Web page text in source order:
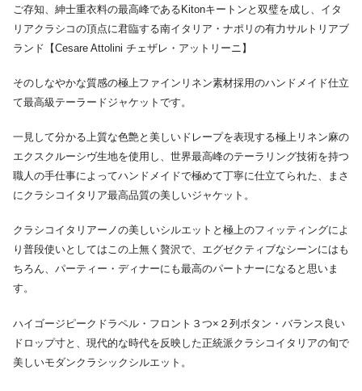
ご存知、紳士重衣料の最高峰であるKitonキートンと双璧を成し、イタ
リアクラシコの頂点に君臨する南イタリア・ナポリの有力サルトリアブ
ランド【Cesare Attolini チェザレ・アットリーニ】
そのしなやかな質感の極上ファインリネン素材採用のハンドメイド仕立
て最高級テーラードジャケットです。
一見して分かる上質な色艶と美しいドレープを表現する極上リネン麻の
エクスクルーシヴ生地を使用し、世界最高峰のテーラリング技術を持つ
職人の手仕事によってハンドメイドで極めて丁寧に仕立てられた、まさ
にクラシコイタリア最高品質の美しいジャケット。
クラシコイタリアーノの美しいシルエットと極上のフィッティングによ
り普段使いとしてはこの上無く贅沢で、エグゼクティブなシーンにはも
ちろん、パーティー・ディナーにも最高のパートナーになると思いま
す。
ハイゴージピークドラペル・フロント３つ×２列ボタン・バランス良い
ドロップ寸と、現代的な時代を反映した正統派クラシコイタリアの旬で
美しいモダンクラシックシルエット。